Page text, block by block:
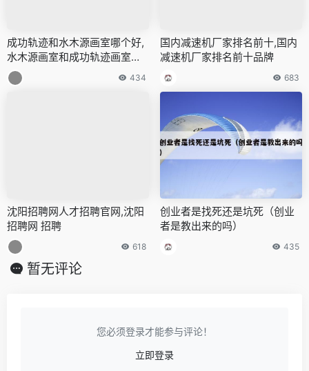
成功轨迹和水木源画室哪个好,
水木源画室和成功轨迹画室那
个好
434
国内减速机厂家排名前十,国内
减速机厂家排名前十品牌
683
沈阳招聘网人才招聘官网,沈阳
招聘网 招聘
618
创业者是找死还是坑死（创业
者是教出来的吗）
435
暂无评论
您必须登录才能参与评论！
立即登录